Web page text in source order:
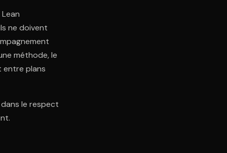
ne doivent
méthode, le
entre plans
le respect